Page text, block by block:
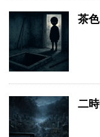
茶
二